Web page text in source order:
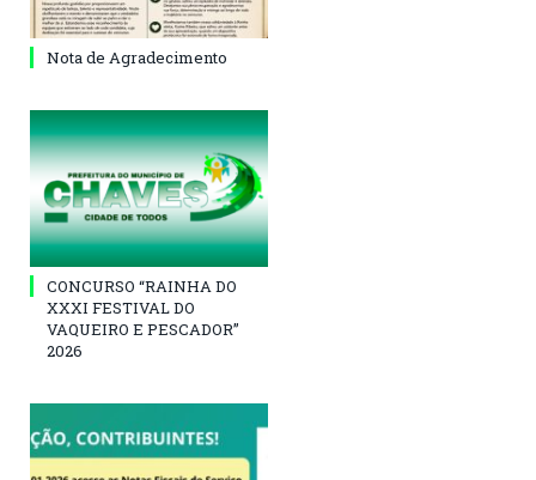
Nota de Agradecimento
CONCURSO “RAINHA DO
XXXI FESTIVAL DO
VAQUEIRO E PESCADOR”
2026